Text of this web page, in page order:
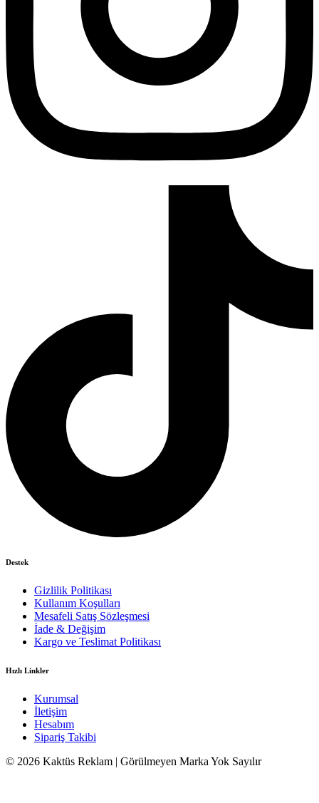
Destek
Gizlilik Politikası
Kullanım Koşulları
Mesafeli Satış Sözleşmesi
İade & Değişim
Kargo ve Teslimat Politikası
Hızlı Linkler
Kurumsal
İletişim
Hesabım
Sipariş Takibi
© 2026 Kaktüs Reklam | Görülmeyen Marka Yok Sayılır